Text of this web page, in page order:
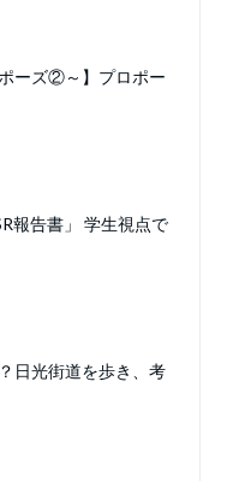
ポーズ②～】プロポー
報告書」 学生視点で
日光街道を歩き、考